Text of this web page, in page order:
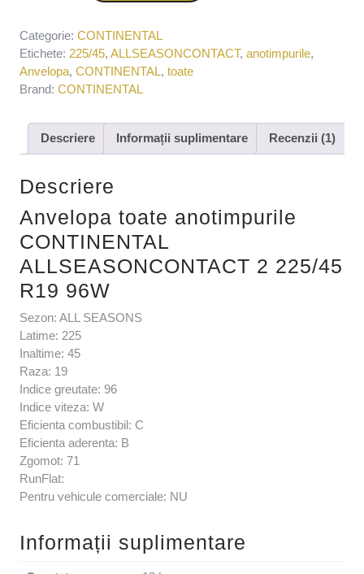
Categorie: CONTINENTAL
Etichete: 225/45, ALLSEASONCONTACT, anotimpurile,
Anvelopa, CONTINENTAL, toate
Brand: CONTINENTAL
Descriere Informații suplimentare Recenzii (1)
Descriere
Anvelopa toate anotimpurile
CONTINENTAL
ALLSEASONCONTACT 2 225/45
R19 96W
Sezon: ALL SEASONS
Latime: 225
Inaltime: 45
Raza: 19
Indice greutate: 96
Indice viteza: W
Eficienta combustibil: C
Eficienta aderenta: B
Zgomot: 71
RunFlat:
Pentru vehicule comerciale: NU
Informații suplimentare